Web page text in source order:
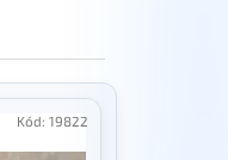
Kód: 19822